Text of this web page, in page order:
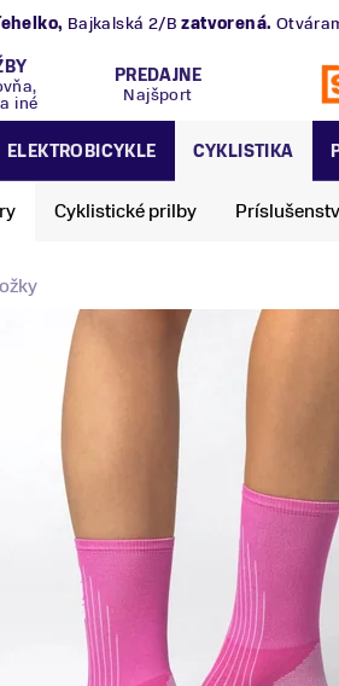
, Bajkalská 2/B zatvorená.
iné
PREDAJNE
Najšport
ELEKTROBICYKLE CYKLISTIKA
Cyklistické prilby